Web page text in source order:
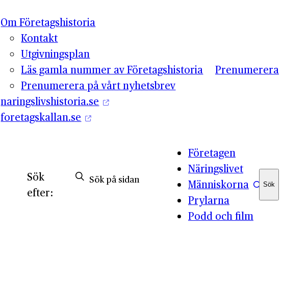
Om Företagshistoria
Kontakt
Utgivningsplan
Läs gamla nummer av Företagshistoria
Prenumerera på vårt nyhetsbrev
naringslivshistoria.se
foretagskallan.se
Prenumerera
Företagen
Näringslivet
Människorna
Prylarna
Podd och film
Sök
efter:
Sök
Sök